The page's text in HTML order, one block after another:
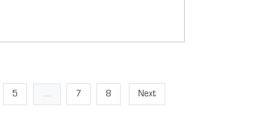
5 ... 7 8 Next